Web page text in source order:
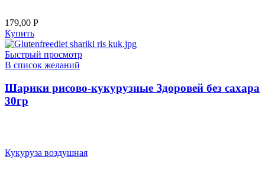
179,00 Р
Купить
Быстрый просмотр
В список желаний
Шарики рисово-кукурузные Здоровей без сахара
30гр
Кукуруза воздушная